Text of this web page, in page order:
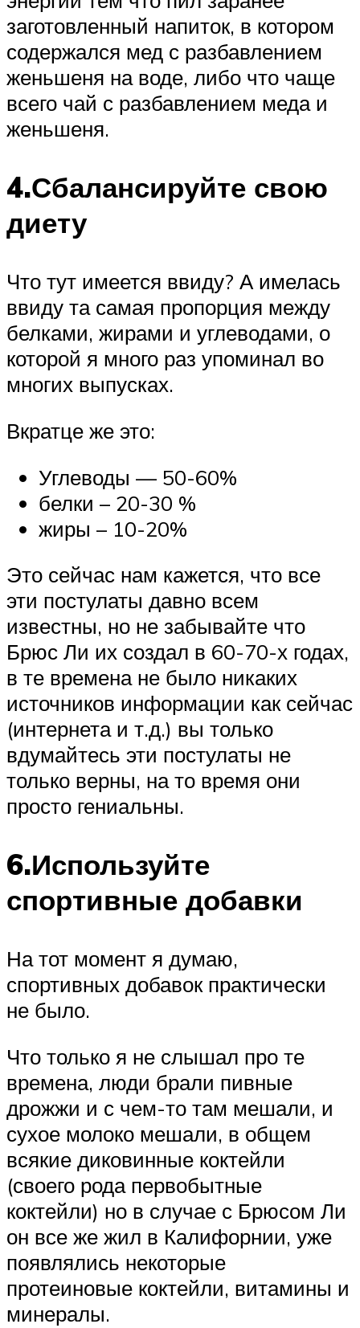
заготовленный напиток, в котором
содержался мед с разбавлением
женьшеня на воде, либо что чаще
всего чай с разбавлением меда и
женьшеня.
4.Сбалансируйте свою
диету
Что тут имеется ввиду? А имелась
ввиду та самая пропорция между
белками, жирами и углеводами, о
которой я много раз упоминал во
многих выпусках.
Вкратце же это:
Углеводы — 50-60%
белки – 20-30 %
жиры – 10-20%
Это сейчас нам кажется, что все
эти постулаты давно всем
известны, но не забывайте что
Брюс Ли их создал в 60-70-х годах,
в те времена не было никаких
источников информации как сейчас
(интернета и т.д.) вы только
вдумайтесь эти постулаты не
только верны, на то время они
просто гениальны.
6.Используйте
спортивные добавки
На тот момент я думаю,
спортивных добавок практически
не было.
Что только я не слышал про те
времена, люди брали пивные
дрожжи и с чем-то там мешали, и
сухое молоко мешали, в общем
всякие диковинные коктейли
(своего рода первобытные
коктейли) но в случае с Брюсом Ли
он все же жил в Калифорнии, уже
появлялись некоторые
протеиновые коктейли, витамины и
минералы.